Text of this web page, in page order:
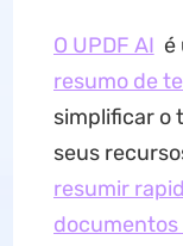
O UPDF AI é
resumo de
simplificar o
seus
resumir
documentos